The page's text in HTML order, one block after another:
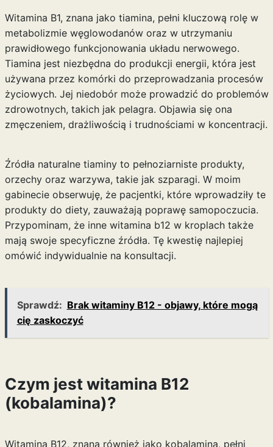
Witamina B1, znana jako tiamina, pełni kluczową rolę w
metabolizmie węglowodanów oraz w utrzymaniu
prawidłowego funkcjonowania układu nerwowego.
Tiamina jest niezbędna do produkcji energii, która jest
używana przez komórki do przeprowadzania procesów
życiowych. Jej niedobór może prowadzić do problemów
zdrowotnych, takich jak pelagra. Objawia się ona
zmęczeniem, drażliwością i trudnościami w koncentracji.
Źródła naturalne tiaminy to pełnoziarniste produkty,
orzechy oraz warzywa, takie jak szparagi. W moim
gabinecie obserwuję, że pacjentki, które wprowadziły te
produkty do diety, zauważają poprawę samopoczucia.
Przypominam, że inne witamina b12 w kroplachtakże
mają swoje specyficzne źródła. Tę kwestię najlepiej
omówić indywidualnie na konsultacji.
Sprawdź: Brak witaminy B12 - objawy, które mogą
cię zaskoczyć
Czym jest witamina B12
(kobalamina)?
Witamina B12, znana również jako kobalamina, pełni